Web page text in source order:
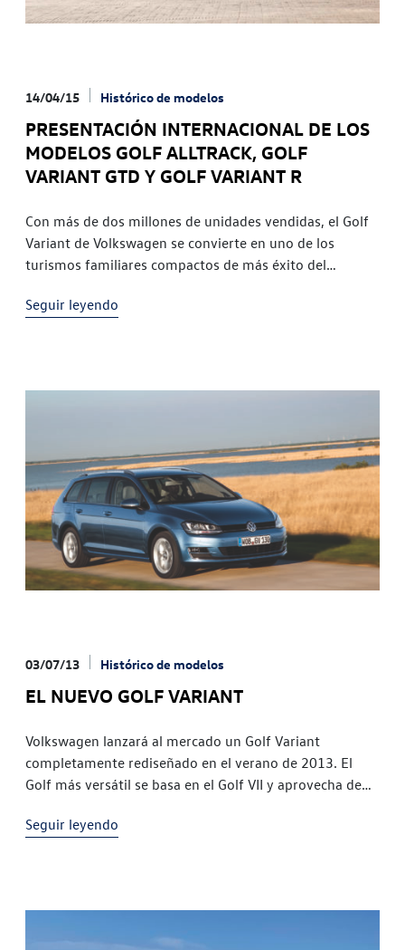
14/04/15 Histórico de modelos
PRESENTACIÓN INTERNACIONAL DE LOS
MODELOS GOLF ALLTRACK, GOLF
VARIANT GTD Y GOLF VARIANT R
Con más de dos millones de unidades vendidas, el Golf
Variant de Volkswagen se convierte en uno de los
turismos familiares compactos de más éxito del
talentos. Con el estreno de la nueva generación en base
Seguir leyendo
03/07/13 Histórico de modelos
EL NUEVO GOLF VARIANT
Volkswagen lanzará al mercado un Golf Variant
completamente rediseñado en el verano de 2013. El
Golf más versátil se basa en el Golf VII y aprovecha de
innovadora plataforma modular transversal (MQB). Lo
Seguir leyendo